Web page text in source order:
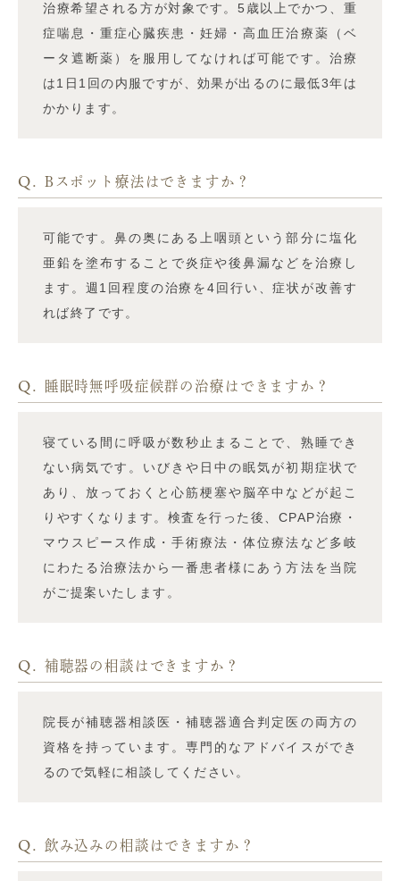
治療希望される方が対象です。5歳以上でかつ、重
症喘息・重症心臓疾患・妊婦・高血圧治療薬（ベ
ータ遮断薬）を服用してなければ可能です。治療
は1日1回の内服ですが、効果が出るのに最低3年は
かかります。
Q. Bスポット療法はできますか？
可能です。鼻の奥にある上咽頭という部分に塩化
亜鉛を塗布することで炎症や後鼻漏などを治療し
ます。週1回程度の治療を4回行い、症状が改善す
れば終了です。
Q. 睡眠時無呼吸症候群の治療はできますか？
寝ている間に呼吸が数秒止まることで、熟睡でき
ない病気です。いびきや日中の眠気が初期症状で
あり、放っておくと心筋梗塞や脳卒中などが起こ
りやすくなります。検査を行った後、CPAP治療・
マウスピース作成・手術療法・体位療法など多岐
にわたる治療法から一番患者様にあう方法を当院
がご提案いたします。
Q. 補聴器の相談はできますか？
院長が補聴器相談医・補聴器適合判定医の両方の
資格を持っています。専門的なアドバイスができ
るので気軽に相談してください。
Q. 飲み込みの相談はできますか？